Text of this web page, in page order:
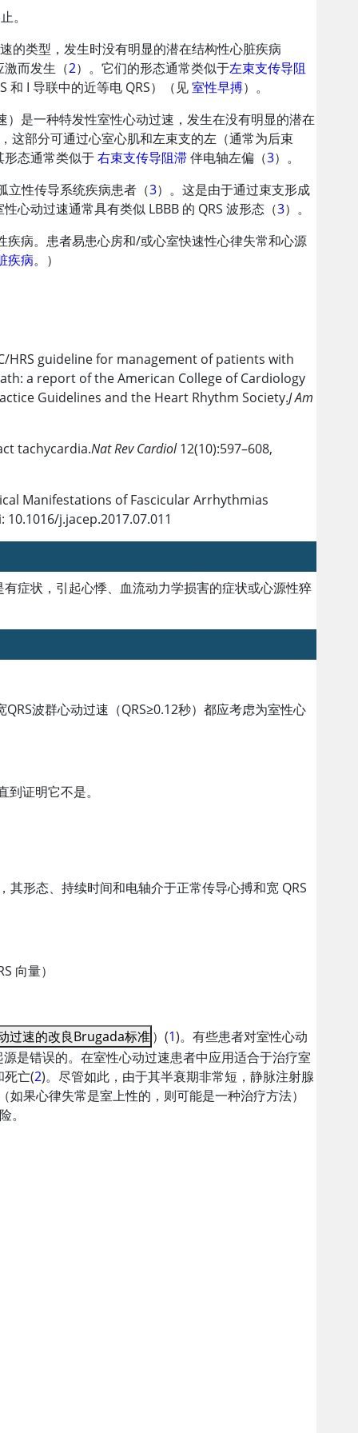
。
的类型，发生时没有明显的潜在结构性心脏疾病
激而发生（2）。它们的形态通常类似于左束支传导阻
和 I 导联中的近等电 QRS）（见室性早搏）。
是一种特发性室性心动过速，发生在没有明显的潜在
这部分可通过心室心肌和左束支的左（通常为后束
形态通常类似于右束支传导阻滞伴电轴左偏（3）。
立性传导系统疾病患者（3）。这是由于通过束支形成
心动过速通常具有类似 LBBB 的 QRS 波形态（3）。
病。患者易患心房和/或心室快速性心律失常和心源
疾病。）
HRS guideline for management of patients with
a report of the American College of Cardiology
Guidelines and the Heart Rhythm Society.J Am
tachycardia.Nat Rev Cardiol12(10):597–608,
Manifestations of Fascicular Arrhythmias
j.jacep.2017.07.011
症状，引起心悸、血流动力学损害的症状或心源性猝
QRS波群心动过速（QRS≥0.12秒）都应考虑为室性心
证明它不是。
形态、持续时间和电轴介于正常传导心搏和宽 QRS
向量）
过速的改良Brugada标准）(1)。有些患者对室性心动
是错误的。在室性心动过速患者中应用适合于治疗室
死亡(2)。尽管如此，由于其半衰期非常短，静脉注射腺
果心律失常是室上性的，则可能是一种治疗方法）
。